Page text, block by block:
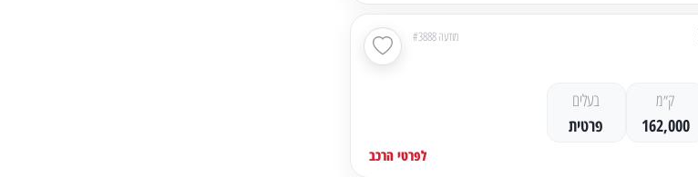
מודעה #3888
ק״מ
162,000
בעלים
פרטית
לפרטי הרכב